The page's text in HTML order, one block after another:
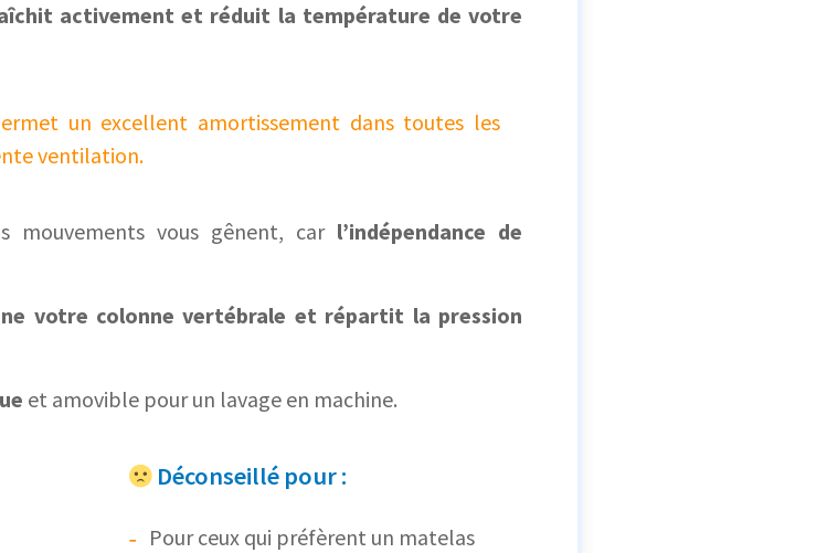
activement et réduit la température de votre
un excellent amortissement dans toutes les
ventilation.
mouvements vous gênent, car l’indépendance de
votre colonne vertébrale et répartit la pression
et amovible pour un lavage en machine.
Déconseillé pour :
Pour ceux qui préfèrent un matelas